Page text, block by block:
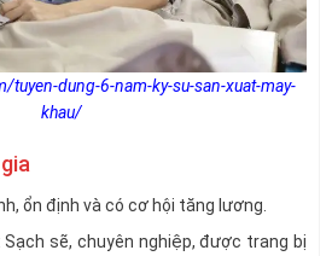
dung-6-nam-ky-su-san-xuat-may-
khau/
ổn định và có cơ hội tăng lương.
Sạch sẽ, chuyên nghiệp, được trang bị